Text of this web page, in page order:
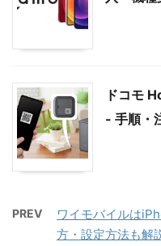
ドコモ
- 手順・
PREV
ワイモバイルは
方・設定方法も解